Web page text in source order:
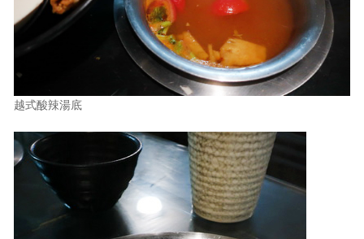
越式酸辣湯底